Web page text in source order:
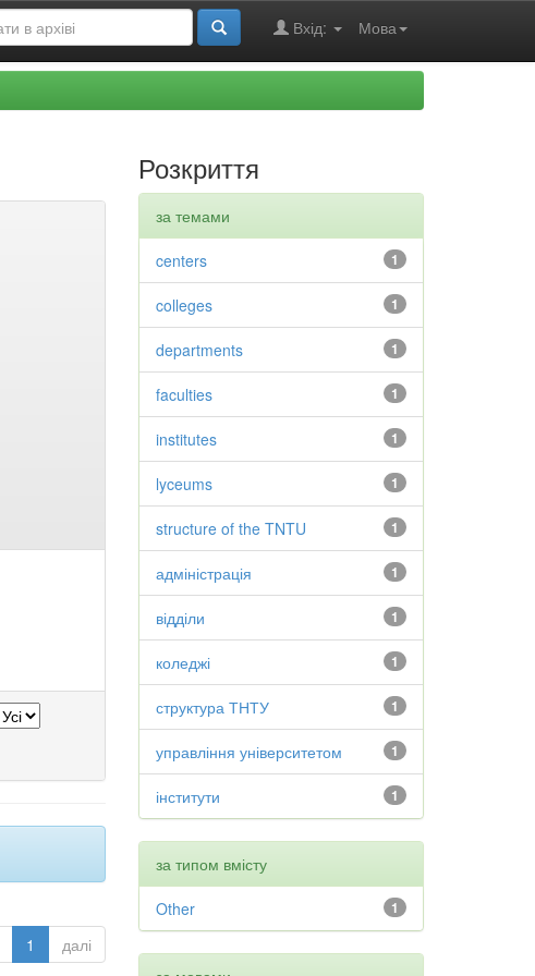
Мова
Вхід:
1 далі
Розкриття
за темами
1
centers
1
colleges
1
departments
1
faculties
1
institutes
1
lyceums
1
structure of the TNTU
1
адміністрація
1
відділи
1
коледжі
1
структура ТНТУ
1
управління університетом
1
інститути
за типом вмісту
1
Other